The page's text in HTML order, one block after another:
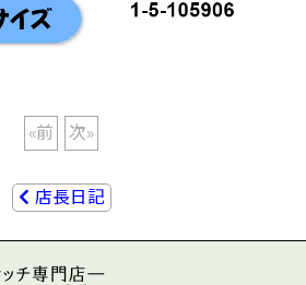
«前 次»
店長日記